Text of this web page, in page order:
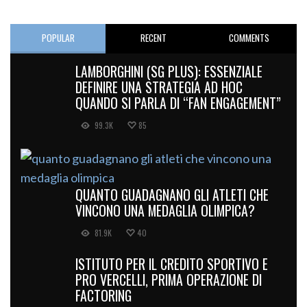
POPULAR RECENT COMMENTS
LAMBORGHINI (SG PLUS): ESSENZIALE
DEFINIRE UNA STRATEGIA AD HOC
QUANDO SI PARLA DI “FAN ENGAGEMENT”
99.3K 85
QUANTO GUADAGNANO GLI ATLETI CHE
VINCONO UNA MEDAGLIA OLIMPICA?
81.9K 40
ISTITUTO PER IL CREDITO SPORTIVO E
PRO VERCELLI, PRIMA OPERAZIONE DI
FACTORING